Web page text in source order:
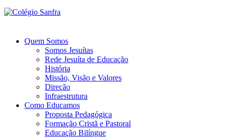
Quem Somos
Somos Jesuítas
Rede Jesuíta de Educação
História
Missão, Visão e Valores
Direção
Infraestrutura
Como Educamos
Proposta Pedagógica
Formação Cristã e Pastoral
Educação Bilíngue